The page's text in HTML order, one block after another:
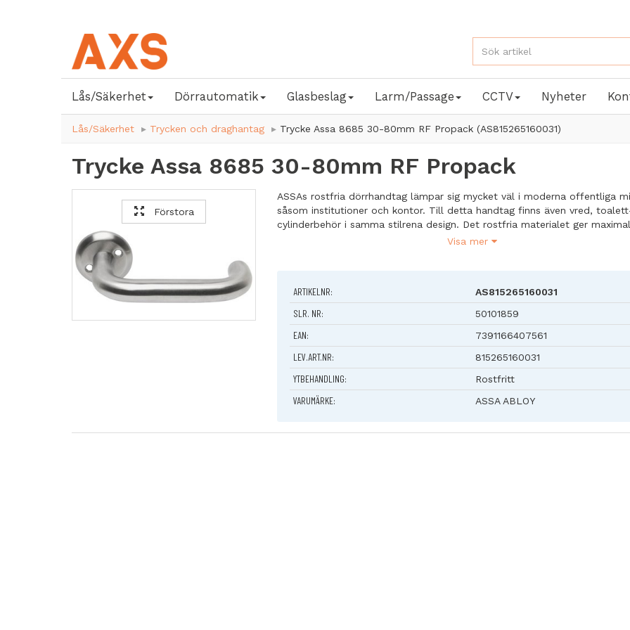
Lås/Säkerhet Dörrautomatik Glasbeslag Larm/Passage CCTV Nyheter
Lås/Säkerhet Trycken och draghantag Trycke Assa 8685 30-80mm RF Propack (AS815265160031)
Trycke Assa 8685 30-80mm RF Propack
Förstora
ASSAs rostfria dörrhandtag lämpar sig mycket väl i moderna offentliga
såsom institutioner och kontor. Till detta handtag finns även vred,
cylinderbehör i samma stilrena design. Det rostfria materialet ger
korrosionsskydd, beständighet mot starka luftföroreningar och
Material: Mattborstat rostfritt syrafast stål i AISI 316 kvalitet.
Returfjäder som avlastar låshusets roddarfjäder och hjälper trycket att
horisontalläge.
Genomgående skruvfastsättning med skruv Ø 5mm och nippel som
Kan erhållas med lös clipsrosett för dold skruvfastsättning.
Standardrosett Ø 53 mm, med clipsrosett Ø 55 mm.
2 st. tryckeshalvor (handtag).
Visa mer
ARTIKELNR: AS815265160031
SLR. NR: 50101859
EAN: 7391166407561
LEV.ART.NR: 815265160031
YTBEHANDLING: Rostfritt
VARUMÄRKE: ASSA ABLOY